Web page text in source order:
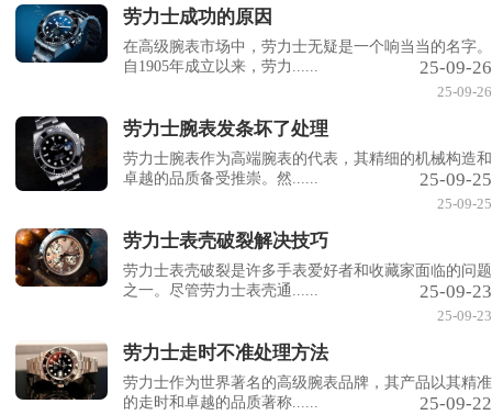
劳力士成功的原因
在高级腕表市场中，劳力士无疑是一个响当当的名字。
自1905年成立以来，劳力......
25-09-26
25-09-26
劳力士腕表发条坏了处理
劳力士腕表作为高端腕表的代表，其精细的机械构造和
卓越的品质备受推崇。然......
25-09-25
25-09-25
劳力士表壳破裂解决技巧
劳力士表壳破裂是许多手表爱好者和收藏家面临的问题
之一。尽管劳力士表壳通......
25-09-23
25-09-23
劳力士走时不准处理方法
劳力士作为世界著名的高级腕表品牌，其产品以其精准
的走时和卓越的品质著称......
25-09-22